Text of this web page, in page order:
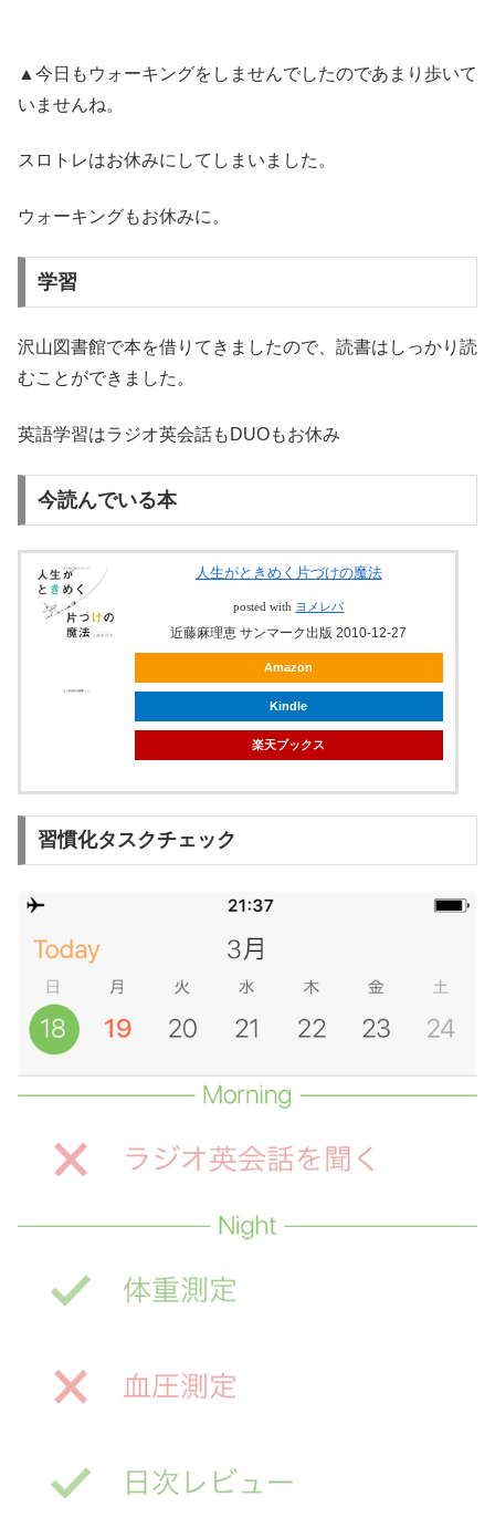
▲今日もウォーキングをしませんでしたのであまり歩いて
いませんね。
スロトレはお休みにしてしまいました。
ウォーキングもお休みに。
学習
沢山図書館で本を借りてきましたので、読書はしっかり読
むことができました。
英語学習はラジオ英会話もDUOもお休み
今読んでいる本
人生がときめく片づけの魔法
posted with ヨメレバ
近藤麻理恵 サンマーク出版 2010-12-27
Amazon
Kindle
楽天ブックス
習慣化タスクチェック